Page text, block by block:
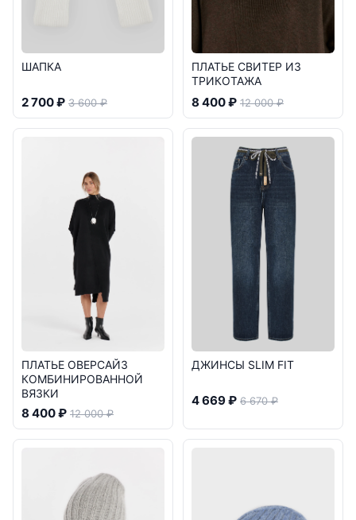
ШАПКА
2 700 ₽ 3 600 ₽
ПЛАТЬЕ СВИТЕР ИЗ
ТРИКОТАЖА
8 400 ₽ 12 000 ₽
ПЛАТЬЕ ОВЕРСАЙЗ
КОМБИНИРОВАННОЙ
ВЯЗКИ
8 400 ₽ 12 000 ₽
ДЖИНСЫ SLIM FIT
4 669 ₽ 6 670 ₽